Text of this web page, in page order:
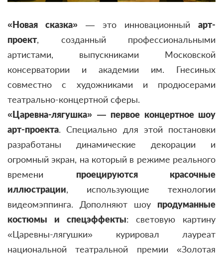
«Новая сказка» — это инновационный арт-
проект, созданный профессиональными
артистами, выпускниками Московской
консерватории и академии им. Гнесиных
совместно с художниками и продюсерами
театрально-концертной сферы.
«Царевна-лягушка» — первое концертное шоу
арт-проекта. Специально для этой постановки
разработаны динамические декорации и
огромный экран, на который в режиме реального
времени проецируются красочные
иллюстрации, использующие технологии
видеомэппинга. Дополняют шоу продуманные
костюмы и спецэффекты: световую картину
«Царевны-лягушки» курировал лауреат
национальной театральной премии «Золотая